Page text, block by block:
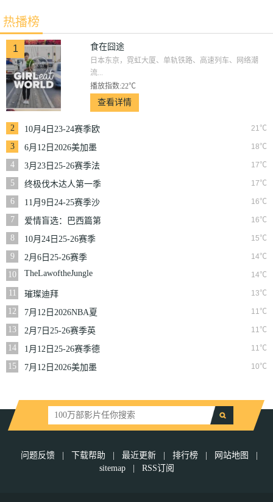
轮利雅得体育
VS利雅得胜
利
热播榜
1 食在囧途
日本东京，霓虹大厦、单轨铁路、高速列车、网络潮
流...
播放指数:22℃
查看详情
2 21℃
10月4日23-24赛季欧
冠小组赛第2轮那不
勒斯VS皇家马德里
3 18℃
6月12日2026美加墨
世界杯小组赛韩国VS
捷克
4 17℃
3月23日25-26赛季法
甲第27轮雷恩VS梅斯
5 17℃
终极伐木达人第一季
6
16℃
11月9日24-25赛季沙
联第10轮利雅得体育
VS利雅得胜利
7 16℃
爱情盲选：巴西篇第
二季
8 15℃
10月24日25-26赛季
NBA常规赛掘金VS
勇士
9 14℃
2月6日25-26赛季
NBA常规赛篮网VS
10 14℃
TheLawoftheJungle
11 13℃
璀璨迪拜
12
11℃
7月12日2026NBA夏
季联赛尼克斯VS马刺
13 11℃
2月7日25-26赛季英
超第25轮伯恩利VS西
汉姆联
14 11℃
1月12日25-26赛季德
甲第16轮拜仁慕尼黑
VS沃尔夫斯堡
15 10℃
7月12日2026美加墨
问题反馈 下载帮助 最近更新 排行榜 网站地图
sitemap
RSS订阅